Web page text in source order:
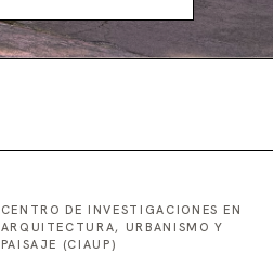
CENTRO DE INVESTIGACIONES EN
ARQUITECTURA, URBANISMO Y
PAISAJE (CIAUP)